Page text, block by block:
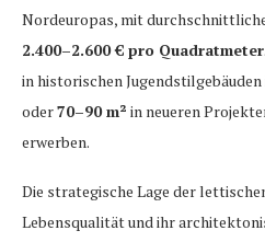
Nordeuropas, mit
2.400–2.600 € pro Quadratmeter
in historischen
oder70–90 m² in neueren
erwerben.
Die strategische Lage der
Lebensqualität und ihr